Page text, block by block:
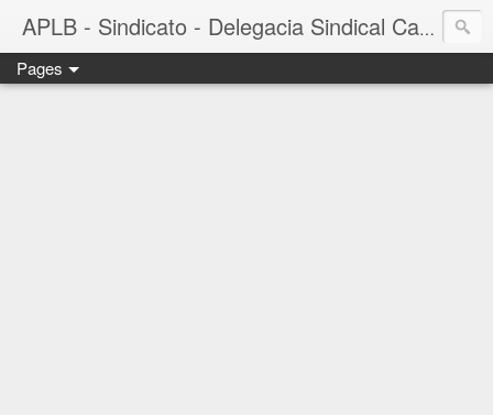
APLB - Sindicato - Delegacia Sindical Cacau Sul - Camacã-BA
Pages